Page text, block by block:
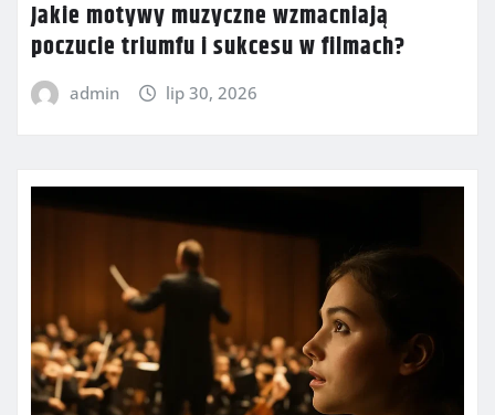
Jakie motywy muzyczne wzmacniają
poczucie triumfu i sukcesu w filmach?
admin lip 30, 2026